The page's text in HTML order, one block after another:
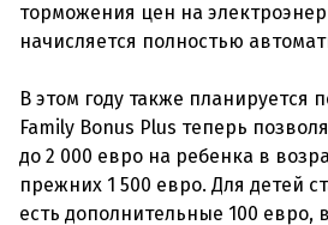
торможения цен на
начисляется полностью
В этом году также планируется
Family Bonus Plus теперь
до 2 000 евро на ребенка в
прежних 1 500 евро. Для детей